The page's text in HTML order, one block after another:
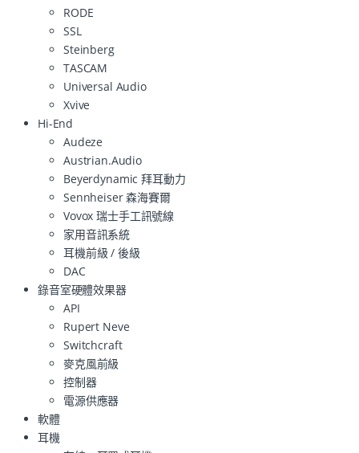
RODE
SSL
Steinberg
TASCAM
Universal Audio
Xvive
Hi-End
Audeze
Austrian.Audio
Beyerdynamic 拜耳動力
Sennheiser 森海賽爾
Vovox 瑞士手工訊號線
家用音訊系統
耳機前級 / 後級
DAC
錄音室硬體效果器
API
Rupert Neve
Switchcraft
麥克風前級
控制器
電源供應器
軟體
耳機